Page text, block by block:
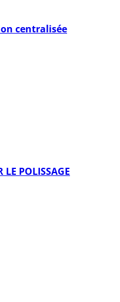
centralisée
LE POLISSAGE